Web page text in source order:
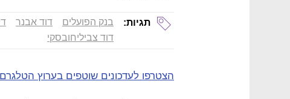
תגיות: בנק הפועלים דוד אבנר
דוד צביליחובסקי
הצטרפו לעדכונים שוטפים בערוץ